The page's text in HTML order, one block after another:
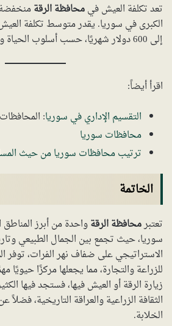
تعد تكلفة العيش فيمحافظة الرقة
إلى 600 دولار شهريًا، حسب أسلوب الحياة والموقع.
اقرأ أيضاً:
التقسيم الإداري في سوريا:
محافظات سوريا
ترتيب محافظات سوريا من حيث
الخاتمة
تعتبرمحافظة الرقةواحدة من أبرز المناطق
سوريا، حيث تجمع بين الجمال الطبيعي
الاستراتيجي على ضفاف نهر الفرات، توفر
للزراعة والتجارة، مما يجعلها مركزًا حيويًا
زيارة الرقة أو العيش فيها، فستجد فيها
الثقافة الزراعية والعراقة التاريخية، فضلاً
الخلابة.